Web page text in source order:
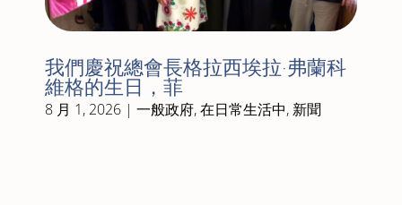
我們慶祝總會長格拉西埃拉·弗蘭科
維格的生日，菲
8 月 1, 2026| 一般政府,在日常生活中, 新聞